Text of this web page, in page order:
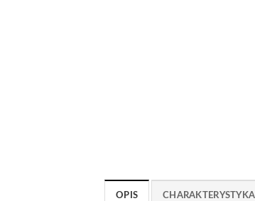
OPIS CHARAKTERYSTYKA